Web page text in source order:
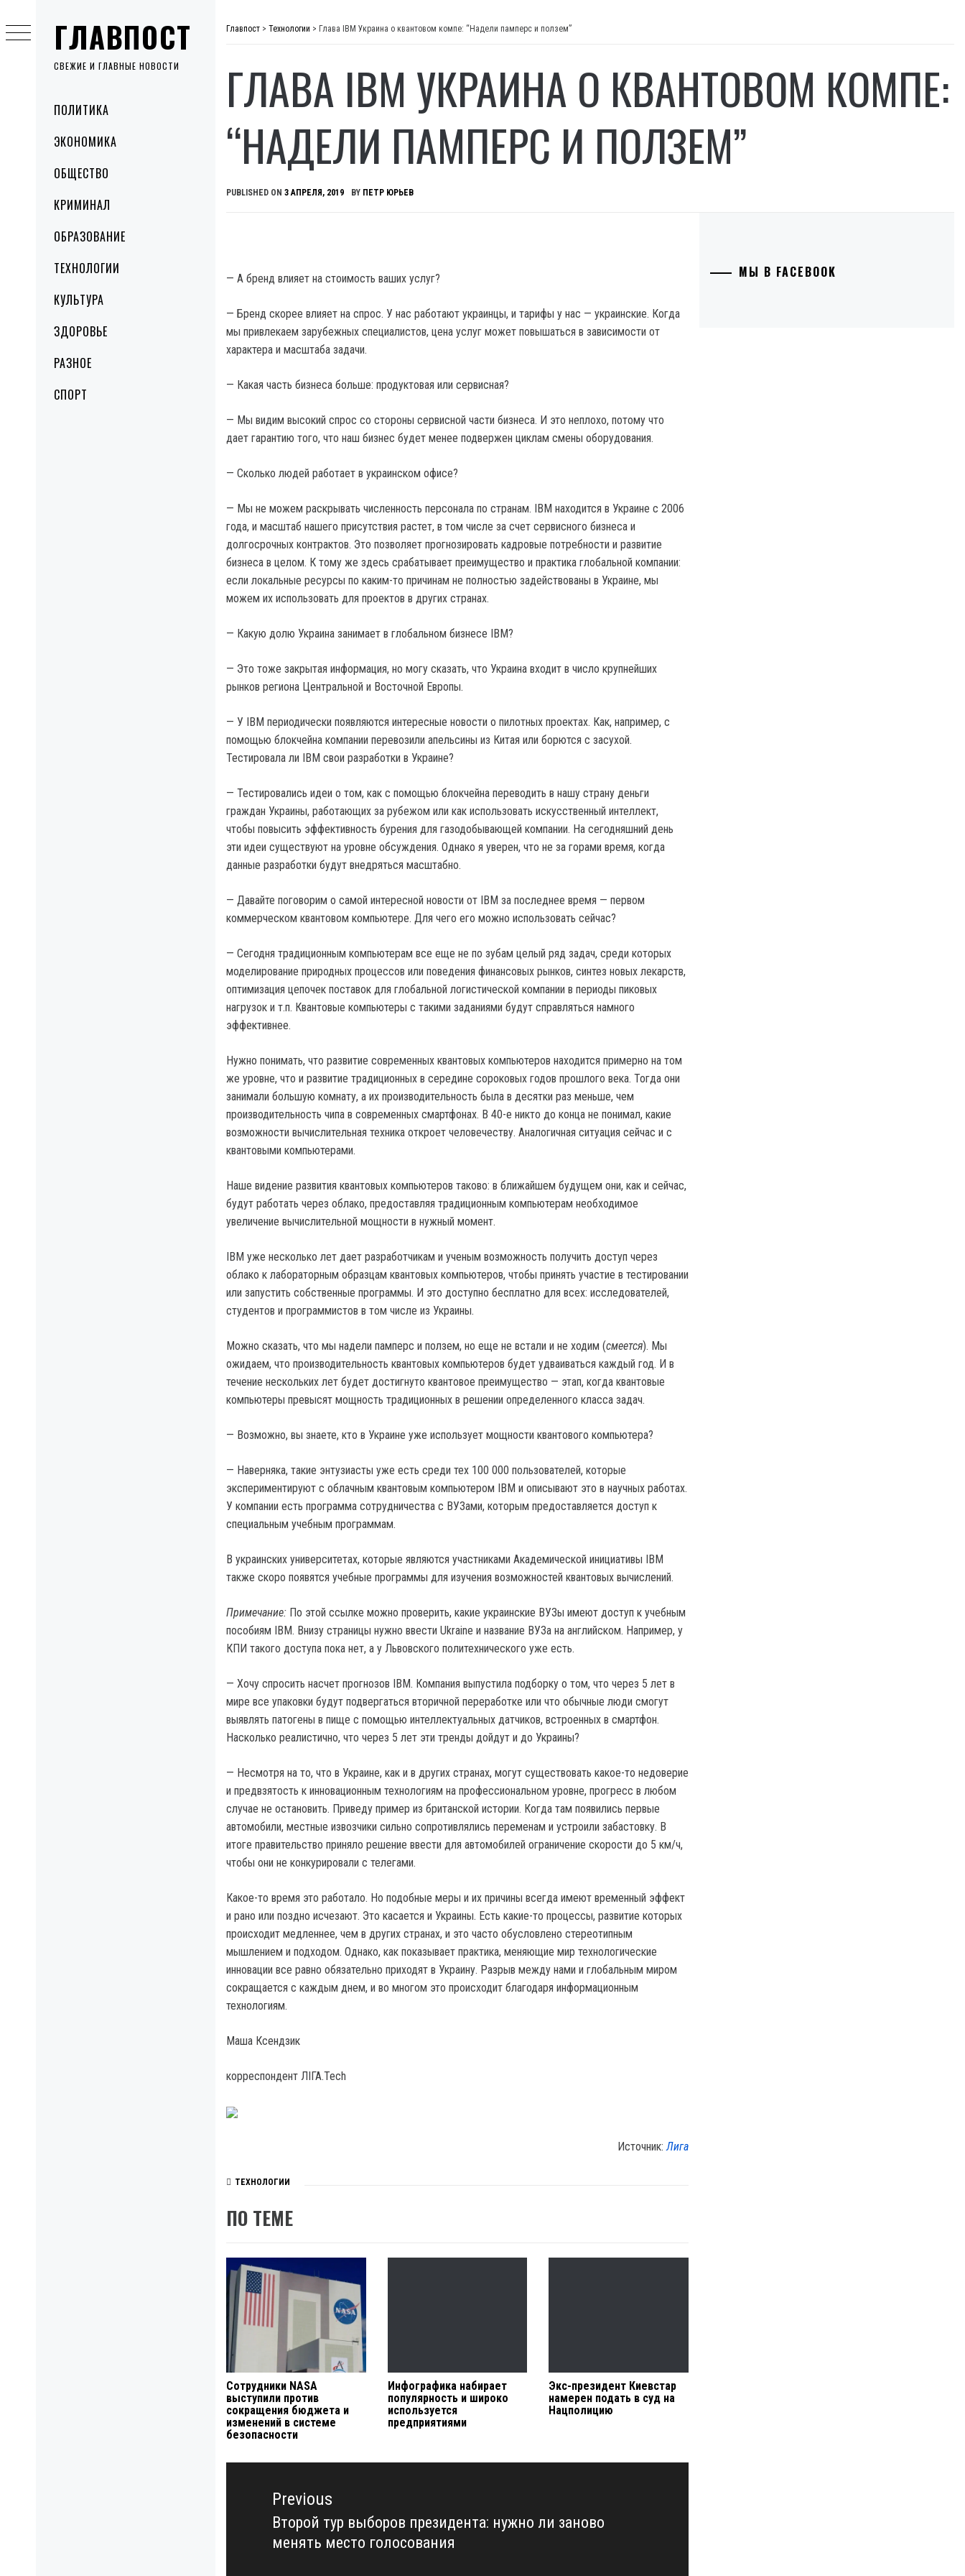
ГЛАВПОСТ
СВЕЖИЕ И ГЛАВНЫЕ НОВОСТИ
MenuПОЛИТИКА
ЭКОНОМИКА
ОБЩЕСТВО
КРИМИНАЛ
ОБРАЗОВАНИЕ
ТЕХНОЛОГИИ
КУЛЬТУРА
ЗДОРОВЬЕ
РАЗНОЕ
СПОРТ
to
content
Главпост > Технологии > Глава IBM Украина о квантовом компе: “Надели памперс и ползем”
ГЛАВА IBM УКРАИНА О КВАНТОВОМ КОМПЕ:
“НАДЕЛИ ПАМПЕРС И ПОЛЗЕМ”
PUBLISHED ON 3 АПРЕЛЯ, 2019 BY ПЕТР ЮРЬЕВ
— А бренд влияет на стоимость ваших услуг?
— Бренд скорее влияет на спрос. У нас работают украинцы, и тарифы у нас — украинские. Когда
мы привлекаем зарубежных специалистов, цена услуг может повышаться в зависимости от
характера и масштаба задачи.
— Какая часть бизнеса больше: продуктовая или сервисная?
— Мы видим высокий спрос со стороны сервисной части бизнеса. И это неплохо, потому что
дает гарантию того, что наш бизнес будет менее подвержен циклам смены оборудования.
— Сколько людей работает в украинском офисе?
— Мы не можем раскрывать численность персонала по странам. IBM находится в Украине с 2006
года, и масштаб нашего присутствия растет, в том числе за счет сервисного бизнеса и
долгосрочных контрактов. Это позволяет прогнозировать кадровые потребности и развитие
бизнеса в целом. К тому же здесь срабатывает преимущество и практика глобальной компании:
если локальные ресурсы по каким-то причинам не полностью задействованы в Украине, мы
можем их использовать для проектов в других странах.
— Какую долю Украина занимает в глобальном бизнесе IBM?
— Это тоже закрытая информация, но могу сказать, что Украина входит в число крупнейших
рынков региона Центральной и Восточной Европы.
— У IBM периодически появляются интересные новости о пилотных проектах. Как, например, с
помощью блокчейна компании перевозили апельсины из Китая или борются с засухой.
Тестировала ли IBM свои разработки в Украине?
— Тестировались идеи о том, как с помощью блокчейна переводить в нашу страну деньги
граждан Украины, работающих за рубежом или как использовать искусственный интеллект,
чтобы повысить эффективность бурения для газодобывающей компании. На сегодняшний день
эти идеи существуют на уровне обсуждения. Однако я уверен, что не за горами время, когда
данные разработки будут внедряться масштабно.
— Давайте поговорим о самой интересной новости от IBM за последнее время — первом
коммерческом квантовом компьютере. Для чего его можно использовать сейчас?
— Сегодня традиционным компьютерам все еще не по зубам целый ряд задач, среди которых
моделирование природных процессов или поведения финансовых рынков, синтез новых лекарств,
оптимизация цепочек поставок для глобальной логистической компании в периоды пиковых
нагрузок и т.п. Квантовые компьютеры с такими заданиями будут справляться намного
эффективнее.
Нужно понимать, что развитие современных квантовых компьютеров находится примерно на том
же уровне, что и развитие традиционных в середине сороковых годов прошлого века. Тогда они
занимали большую комнату, а их производительность была в десятки раз меньше, чем
производительность чипа в современных смартфонах. В 40-е никто до конца не понимал, какие
возможности вычислительная техника откроет человечеству. Аналогичная ситуация сейчас и с
квантовыми компьютерами.
Наше видение развития квантовых компьютеров таково: в ближайшем будущем они, как и сейчас,
будут работать через облако, предоставляя традиционным компьютерам необходимое
увеличение вычислительной мощности в нужный момент.
IBM уже несколько лет дает разработчикам и ученым возможность получить доступ через
облако к лабораторным образцам квантовых компьютеров, чтобы принять участие в тестировании
или запустить собственные программы. И это доступно бесплатно для всех: исследователей,
студентов и программистов в том числе из Украины.
Можно сказать, что мы надели памперс и ползем, но еще не встали и не ходим (смеется). Мы
ожидаем, что производительность квантовых компьютеров будет удваиваться каждый год. И в
течение нескольких лет будет достигнуто квантовое преимущество — этап, когда квантовые
компьютеры превысят мощность традиционных в решении определенного класса задач.
— Возможно, вы знаете, кто в Украине уже использует мощности квантового компьютера?
— Наверняка, такие энтузиасты уже есть среди тех 100 000 пользователей, которые
экспериментируют с облачным квантовым компьютером IBM и описывают это в научных работах.
У компании есть программа сотрудничества с ВУЗами, которым предоставляется доступ к
специальным учебным программам.
В украинских университетах, которые являются участниками Академической инициативы IBM
также скоро появятся учебные программы для изучения возможностей квантовых вычислений.
Примечание: По этой ссылке можно проверить, какие украинские ВУЗы имеют доступ к учебным
пособиям IBM. Внизу страницы нужно ввести Ukraine и название ВУЗа на английском. Например, у
КПИ такого доступа пока нет, а у Львовского политехнического уже есть.
— Хочу спросить насчет прогнозов IBM. Компания выпустила подборку о том, что через 5 лет в
мире все упаковки будут подвергаться вторичной переработке или что обычные люди смогут
выявлять патогены в пище с помощью интеллектуальных датчиков, встроенных в смартфон.
Насколько реалистично, что через 5 лет эти тренды дойдут и до Украины?
— Несмотря на то, что в Украине, как и в других странах, могут существовать какое-то недоверие
и предвзятость к инновационным технологиям на профессиональном уровне, прогресс в любом
случае не остановить. Приведу пример из британской истории. Когда там появились первые
автомобили, местные извозчики сильно сопротивлялись переменам и устроили забастовку. В
итоге правительство приняло решение ввести для автомобилей ограничение скорости до 5 км/ч,
чтобы они не конкурировали с телегами.
Какое-то время это работало. Но подобные меры и их причины всегда имеют временный эффект
и рано или поздно исчезают. Это касается и Украины. Есть какие-то процессы, развитие которых
происходит медленнее, чем в других странах, и это часто обусловлено стереотипным
мышлением и подходом. Однако, как показывает практика, меняющие мир технологические
инновации все равно обязательно приходят в Украину. Разрыв между нами и глобальным миром
сокращается с каждым днем, и во многом это происходит благодаря информационным
технологиям.
Маша Ксендзик
корреспондент ЛІГА.Tech
Источник:Лига
ТЕХНОЛОГИИ
ПО ТЕМЕ
Сотрудники NASA
выступили против
сокращения бюджета и
изменений в системе
безопасности
Инфографика набирает
популярность и широко
используется
предприятиями
Экс-президент Киевстар
намерен подать в суд на
Нацполицию
Навигация
записямPrevious
Previous
post:
Второй тур выборов президента: нужно ли заново
менять место голосования
МЫ В FACEBOOK